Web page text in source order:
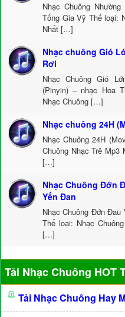
Nhạc Chuông
Tống Gia Vỹ Thể loại:
Nhất […]
Nhạc chuông Gió
Rơi
Nhạc Chuông Gió
(Pinyin) – nhạc Hoa
Nhạc Chuông […]
Nhạc chuông 24H
Nhạc Chuông 24H
Chuông Nhạc Trẻ
[…]
Nhạc Chuông Đớn
Yến Đan
Nhạc Chuông Đớn
Thể loại: Nhạc
[…]
Tải Nhạc Chuông HOT
Tải Nhạc Chuông Hay